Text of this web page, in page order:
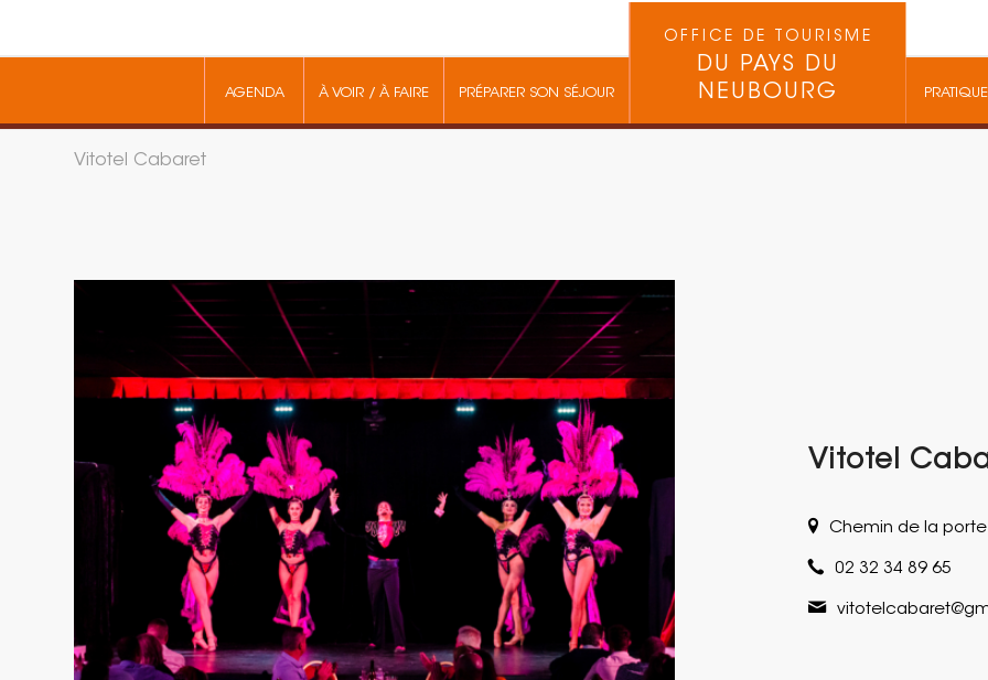
AGENDA À VOIR / À FAIRE PRÉPARER SON SÉJOUR
OFFICE DE TOURISME
DU PAYS DU
NEUBOURG
PRATIQUE
Vitotel Cabaret
Vitotel
Chemin de la porte
02 32 34 89 65